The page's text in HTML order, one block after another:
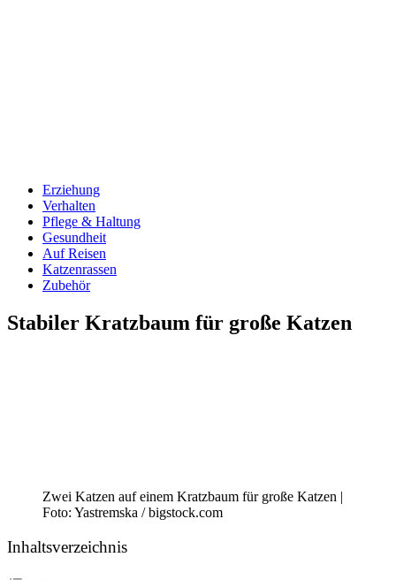
Erziehung
Verhalten
Pflege & Haltung
Gesundheit
Auf Reisen
Katzenrassen
Zubehör
Stabiler Kratzbaum für große Katzen
Zwei Katzen auf einem Kratzbaum für große Katzen |
Foto: Yastremska / bigstock.com
Inhaltsverzeichnis